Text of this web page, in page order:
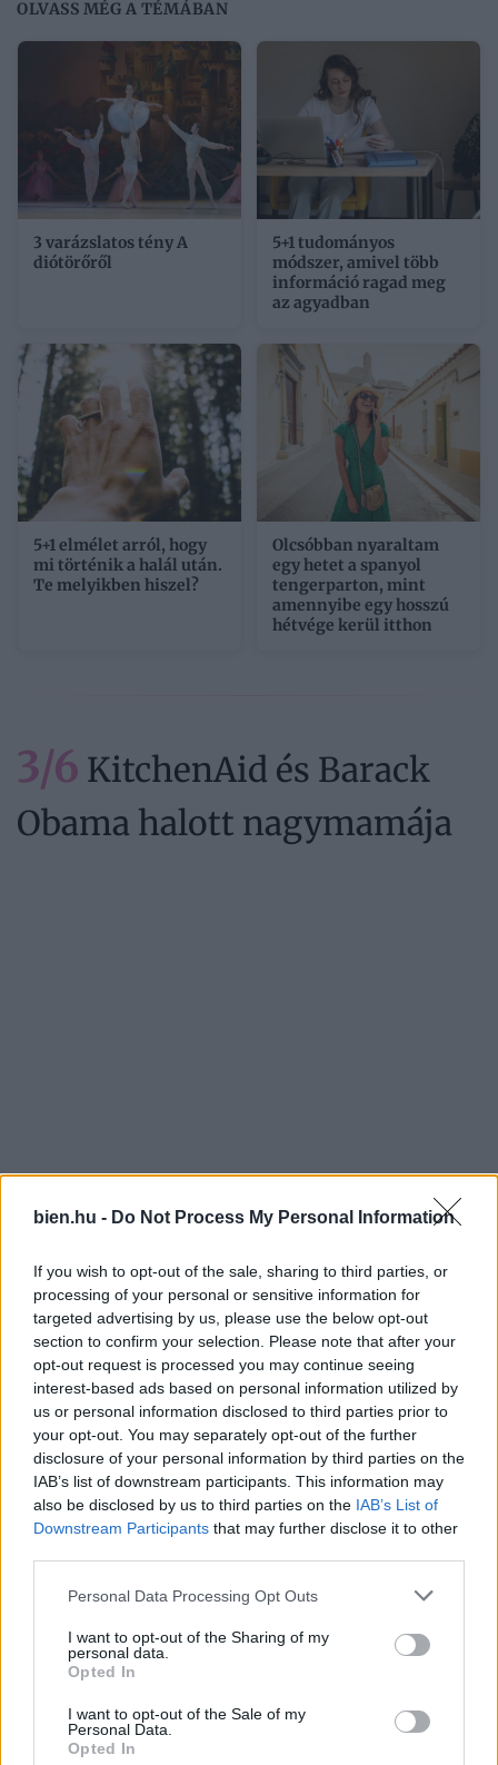
bien.hu - Do Not Process My Personal Information
If you wish to opt-out of the sale, sharing to third parties, or
processing of your personal or sensitive information for
targeted advertising by us, please use the below opt-out
section to confirm your selection. Please note that after your
opt-out request is processed you may continue seeing
interest-based ads based on personal information utilized by
us or personal information disclosed to third parties prior to
your opt-out. You may separately opt-out of the further
disclosure of your personal information by third parties on the
IAB’s list of downstream participants. This information may
also be disclosed by us to third parties on the IAB’s List of
Downstream Participants that may further disclose it to other
Please note that this website/app uses one or more Google
not limited to your visit or usage behaviour. You may click to
grant or deny consent to Google and its third-party tags to
use your data for below specified purposes in below Google
consent section.
Personal Data Processing Opt Outs
I want to opt-out of the Sharing of my
personal data.
Opted In
I want to opt-out of the Sale of my
Personal Data.
Opted In
OLVASS MÉG A TÉMÁBAN
3 varázslatos tény A
diótörőről
5+1 tudományos
módszer, amivel több
információ ragad meg
az agyadban
5+1 elmélet arról, hogy
mi történik a halál után.
Te melyikben hiszel?
Olcsóbban nyaraltam
egy hetet a spanyol
tengerparton, mint
amennyibe egy hosszú
hétvége kerül itthon
3/6 KitchenAid és Barack
Obama halott nagymamája
A konyhai eszközökkel foglalkozó cég egészen
elképesztő módon nyilvánult meg az 2016-os
amerikai elnökválasztás alatt. Barack Obama
nagymamája éppen akkor hunyt el és Donald
tweetelték: „Obama nagymamája is tudta, hogy
nappal Trump beiktatása előtt meghalt.” Az
posztot. Bocsánatot kértek a „felelőtlen